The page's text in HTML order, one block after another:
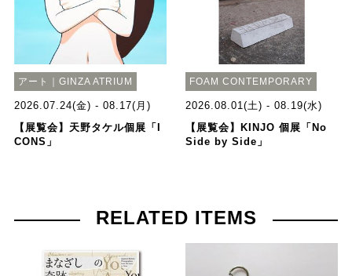
アート｜GINZA ATRIUM
2026.07.24(金) - 08.17(月)
【展覧会】天野タケル個展「I
CONS」
FOAM CONTEMPORARY
2026.08.01(土) - 08.19(水)
【展覧会】KINJO 個展「No
Side by Side」
RELATED ITEMS